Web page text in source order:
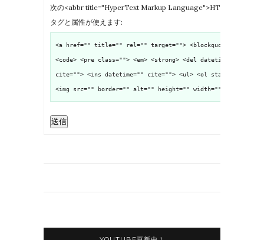
次の<abbr title="HyperText Markup Language">HTML</abbr>
タグと属性が使えます:
<a href="" title="" rel="" target=""> <blockquote cite="">
<code> <pre class=""> <em> <strong> <del datetime=""
cite=""> <ins datetime="" cite=""> <ul> <ol start=""> <li>
<img src="" border="" alt="" height="" width="">
送信